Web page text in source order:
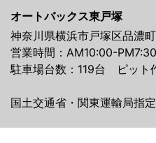
オートバックス東戸塚
神奈川県横浜市戸塚区品濃
営業時間：AM10:00-PM7:30
駐車場台数：119台 ピット
国土交通省・関東運輸局指